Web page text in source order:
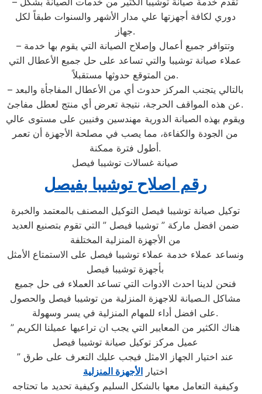
دوري لكافة أجهزتها علي مدار الأشهر والسنوات طبقاً لكل
جهاز.
– وتتوافر جميع أعمال وإصلاح الصيانة التي يقوم بها خدمة
عملاء صيانة توشيبا والتي تساعد على حل جميع الأعطال التي
من المتوقع حدوثها مستقبلاً.
– بالتالي يتجنب المركز حدوث أي من الأعطال المفاجأة والبعد
عن هذه المواقف الحرجة، نتيجة تعرض أي منتج لعطل مفاجئ.
ويقوم بهذه الصيانة الدورية مهندسين وفنيين على مستوى عالي
من الجودة والكفاءة، مما يصب في مصلحة الأجهزة أن تعمر
أطول فترة ممكنة.
صيانة غسالات توشيبا فيصل
رقم اصلاح توشيبا بفيصل
توكيل صيانة توشيبا فيصل التوكيل المصنف بالمعتمد والخبرة
ضمن افضل ماركة ” توشيبا فيصل ” التي تقوم بتصنيع العديد
من الأجهزة المنزلية المختلفة
ونساعد عملاء خدمة عملاء توشيبا فيصل على الاستمتاع الأمثل
بأجهزة توشيبا فيصل
فنحن لدينا احدث الادوات التي تساعد العملاء فى حل جميع
مشاكل الـصيانة للاجهزة المنزلية من توشيبا فيصل والحصول
على افضل أداء للمهام المنزلية في يسر وسهولة.​
هناك الكثير من المعايير التي يجب ان تراعيها عميلنا الكريم ”
عميل مركز توكيل صيانة توشيبا فيصل
” عند اختيار الجهاز الامثل فيجب عليك التعرف على طرق
اختيار الأجهزة المنزلية
وكيفية التعامل معها بالشكل السليم وكيفية تحديد ما تحتاجه